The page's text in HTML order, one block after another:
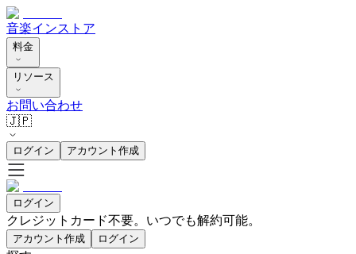
音楽インストア
料金
リソース
お問い合わせ
🇯🇵
ログイン アカウント作成
ログイン
クレジットカード不要。いつでも解約可能。
アカウント作成 ログイン